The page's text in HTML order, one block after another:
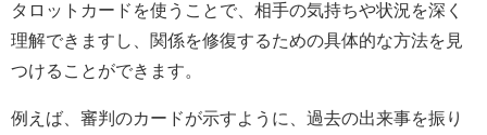
タロットカードを使うことで、相手の気持ちや状況を深く
理解できますし、関係を修復するための具体的な方法を見
つけることができます。
例えば、審判のカードが示すように、過去の出来事を振り